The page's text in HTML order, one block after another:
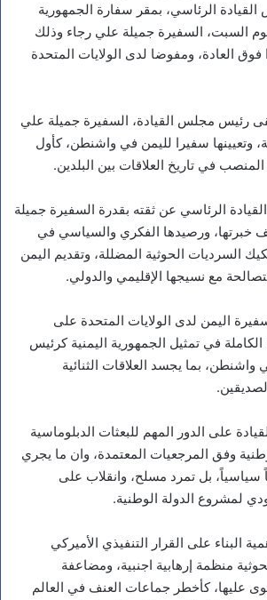
الرئاسي، بمقر سفارة الجمهورية
السبت، السفيرة جميلة علي رجاء وذلك
فوق العادة، ومفوضا لدى الولايات المتحدة
رئيس مجلس القيادة، السفيرة جميلة علي
وتعيينها سفيرا لليمن في واشنطن، كأول
المنصب في تاريخ العلاقات بين البلدين.
الرئاسي عن ثقته بقدرة السفيرة جميلة
خبرتها، ورصيدها الفكري والسياسي في
السرديات الحوثية المضللة، وتقديم اليمن
مع نسيجها الإقليمي والدولي.
اليمن لدى الولايات المتحدة على
الكاملة في تمثيل الجمهورية اليمنية كرئيس
واشنطن، بما يجسد العلاقات الثنائية
على الدور المهم للبعثات الدبلوماسية
وفق المرجعيات المعتمدة، وان ما يجري
بل تمرد مسلح، وانقلاب على
لمشروع الدولة الوطنية.
البناء على القرار التنفيذي الأميركي
منظمة إرهابية اجنبية، ومضاعفة
عليها، كأخطر جماعات العنف في العالم